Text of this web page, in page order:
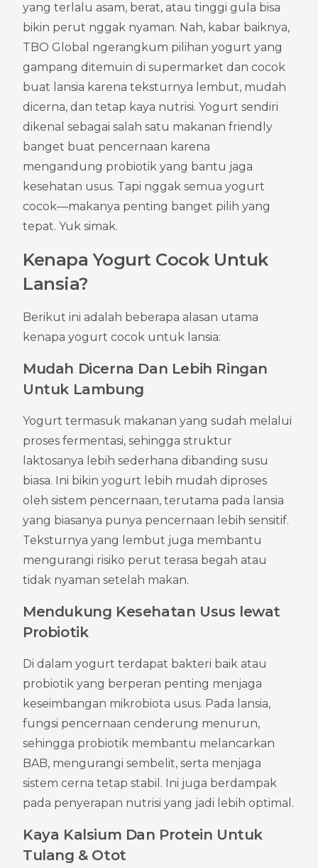
yang terlalu asam, berat, atau tinggi gula bisa
bikin perut nggak nyaman. Nah, kabar baiknya,
TBO Global ngerangkum pilihan yogurt yang
gampang ditemuin di supermarket dan cocok
buat lansia karena teksturnya lembut, mudah
dicerna, dan tetap kaya nutrisi. Yogurt sendiri
dikenal sebagai salah satu makanan friendly
banget buat pencernaan karena
mengandung probiotik yang bantu jaga
kesehatan usus. Tapi nggak semua yogurt
cocok—makanya penting banget pilih yang
tepat. Yuk simak.
Kenapa Yogurt Cocok Untuk
Lansia?
Berikut ini adalah beberapa alasan utama
kenapa yogurt cocok untuk lansia:
Mudah Dicerna Dan Lebih Ringan
Untuk Lambung
Yogurt termasuk makanan yang sudah melalui
proses fermentasi, sehingga struktur
laktosanya lebih sederhana dibanding susu
biasa. Ini bikin yogurt lebih mudah diproses
oleh sistem pencernaan, terutama pada lansia
yang biasanya punya pencernaan lebih sensitif.
Teksturnya yang lembut juga membantu
mengurangi risiko perut terasa begah atau
tidak nyaman setelah makan.
Mendukung Kesehatan Usus lewat
Probiotik
Di dalam yogurt terdapat bakteri baik atau
probiotik yang berperan penting menjaga
keseimbangan mikrobiota usus. Pada lansia,
fungsi pencernaan cenderung menurun,
sehingga probiotik membantu melancarkan
BAB, mengurangi sembelit, serta menjaga
sistem cerna tetap stabil. Ini juga berdampak
pada penyerapan nutrisi yang jadi lebih optimal.
Kaya Kalsium Dan Protein Untuk
Tulang & Otot